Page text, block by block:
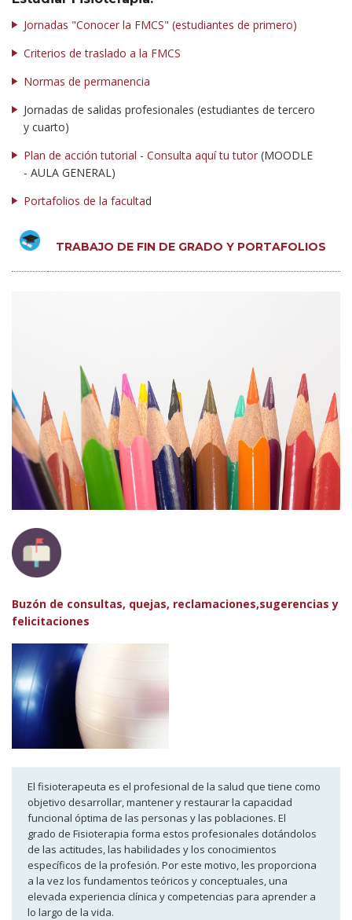
Jornadas "Conocer la FMCS" (estudiantes de primero)
Criterios de traslado a la FMCS
Normas de permanencia
Jornadas de salidas profesionales (estudiantes de tercero
y cuarto)
Plan de acción tutorial - Consulta aquí tu tutor (MOODLE
- AULA GENERAL)
Portafolios de la facultad
TRABAJO DE FIN DE GRADO Y PORTAFOLIOS
Buzón de consultas, quejas, reclamaciones,sugerencias y
felicitaciones
El fisioterapeuta es el profesional de la salud que tiene como
objetivo desarrollar, mantener y restaurar la capacidad
funcional óptima de las personas y las poblaciones. El
grado de Fisioterapia forma estos profesionales dotándolos
de las actitudes, las habilidades y los conocimientos
específicos de la profesión. Por este motivo, les proporciona
a la vez los fundamentos teóricos y conceptuales, una
elevada experiencia clínica y competencias para aprender a
lo largo de la vida.